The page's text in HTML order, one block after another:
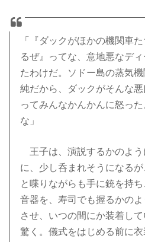
「『ダックがほかの機関車
るぜ』ってな、意地悪なデ
たわけだ。ソドー島の蒸気
純だから、ダックがそんな悪
ってみんなかんかんに怒っ
な」
王子は、演説するかのよう
に、少し呑まれそうになる
と喋りながらも手に銃を持
音器を、寿司でも握るかの
させ、いつの間にか装着し
驚く。儀式をはじめる前に